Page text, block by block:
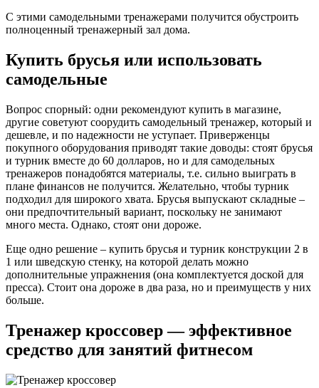
С этими самодельными тренажерами получится обустроить
полноценный тренажерный зал дома.
Купить брусья или использовать
самодельные
Вопрос спорный: одни рекомендуют купить в магазине,
другие советуют соорудить самодельный тренажер, который и
дешевле, и по надежности не уступает. Приверженцы
покупного оборудования приводят такие доводы: стоят брусья
и турник вместе до 60 долларов, но и для самодельных
тренажеров понадобятся материалы, т.е. сильно выиграть в
плане финансов не получится. Желательно, чтобы турник
подходил для широкого хвата. Брусья выпускают складные –
они предпочтительный вариант, поскольку не занимают
много места. Однако, стоят они дороже.
Еще одно решение – купить брусья и турник конструкции 2 в
1 или шведскую стенку, на которой делать можно
дополнительные упражнения (она комплектуется доской для
пресса). Стоит она дороже в два раза, но и преимуществ у них
больше.
Тренажер кроссовер — эффективное
средство для занятий фитнесом